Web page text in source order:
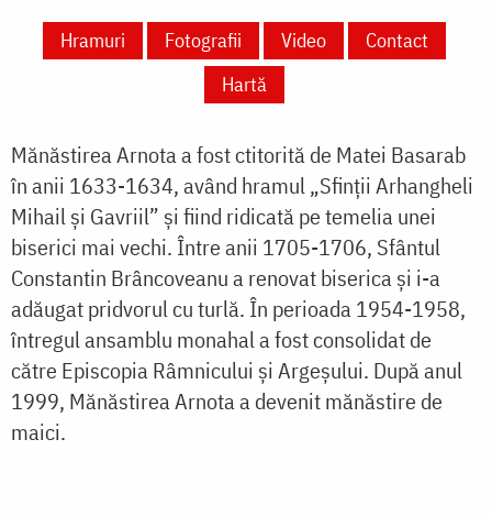
Hramuri Fotografii Video
Contact
Hartă
Mănăstirea Arnota a fost ctitorită de Matei Basarab
în anii 1633-1634, având hramul „Sfinții Arhangheli
Mihail și Gavriil” și fiind ridicată pe temelia unei
biserici mai vechi. Între anii 1705-1706, Sfântul
Constantin Brâncoveanu a renovat biserica și i-a
adăugat pridvorul cu turlă. În perioada 1954-1958,
întregul ansamblu monahal a fost consolidat de
către Episcopia Râmnicului și Argeșului. După anul
1999, Mănăstirea Arnota a devenit mănăstire de
maici.